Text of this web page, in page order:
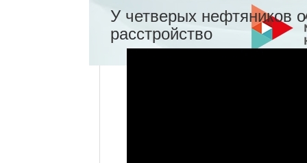
У четверых нефтяников
расстройство